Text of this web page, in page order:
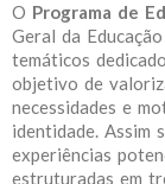
O Programa de
Geral da
temáticos
objetivo de
necessidades e
identidade. Assim
experiências
estruturadas em